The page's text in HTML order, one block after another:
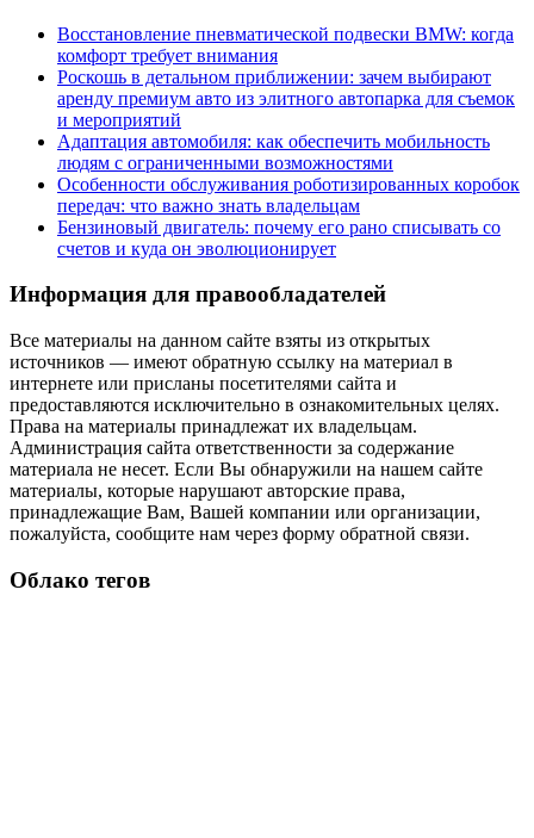
Восстановление пневматической подвески BMW: когда
комфорт требует внимания
Роскошь в детальном приближении: зачем выбирают
аренду премиум авто из элитного автопарка для съемок
и мероприятий
Адаптация автомобиля: как обеспечить мобильность
людям с ограниченными возможностями
Особенности обслуживания роботизированных коробок
передач: что важно знать владельцам
Бензиновый двигатель: почему его рано списывать со
счетов и куда он эволюционирует
Информация для правообладателей
Все материалы на данном сайте взяты из открытых
источников — имеют обратную ссылку на материал в
интернете или присланы посетителями сайта и
предоставляются исключительно в ознакомительных целях.
Права на материалы принадлежат их владельцам.
Администрация сайта ответственности за содержание
материала не несет. Если Вы обнаружили на нашем сайте
материалы, которые нарушают авторские права,
принадлежащие Вам, Вашей компании или организации,
пожалуйста, сообщите нам через форму обратной связи.
Облако тегов